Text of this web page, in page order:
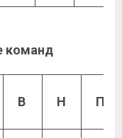
команд
В Н П